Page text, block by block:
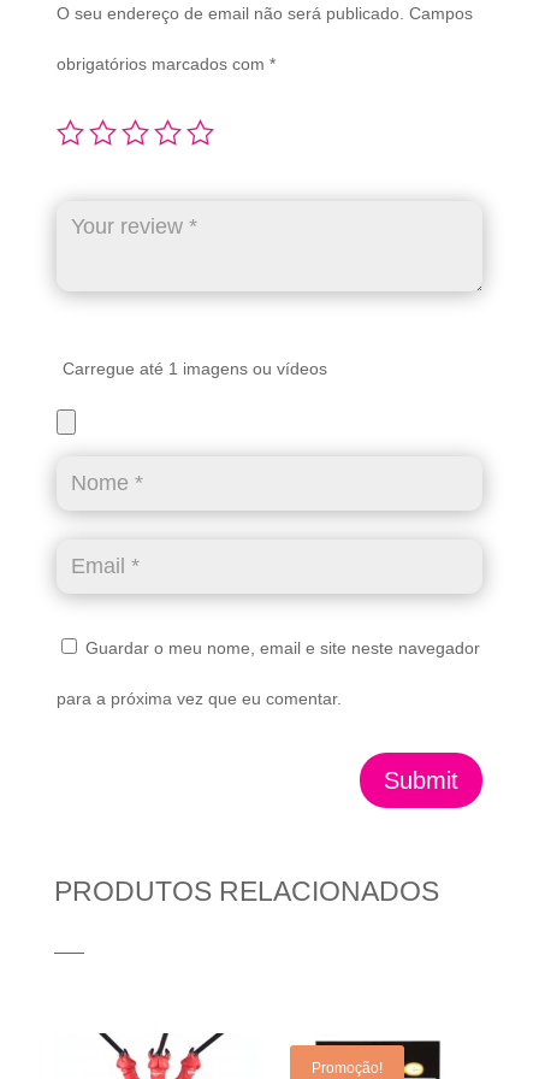
O seu endereço de email não será publicado. Campos
obrigatórios marcados com *
Carregue até 1 imagens ou vídeos
Guardar o meu nome, email e site neste navegador
para a próxima vez que eu comentar.
Submit
PRODUTOS RELACIONADOS
Promoção!